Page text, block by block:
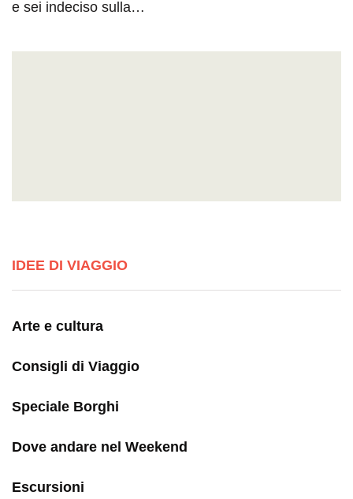
e sei indeciso sulla…
IDEE DI VIAGGIO
Arte e cultura
Consigli di Viaggio
Speciale Borghi
Dove andare nel Weekend
Escursioni